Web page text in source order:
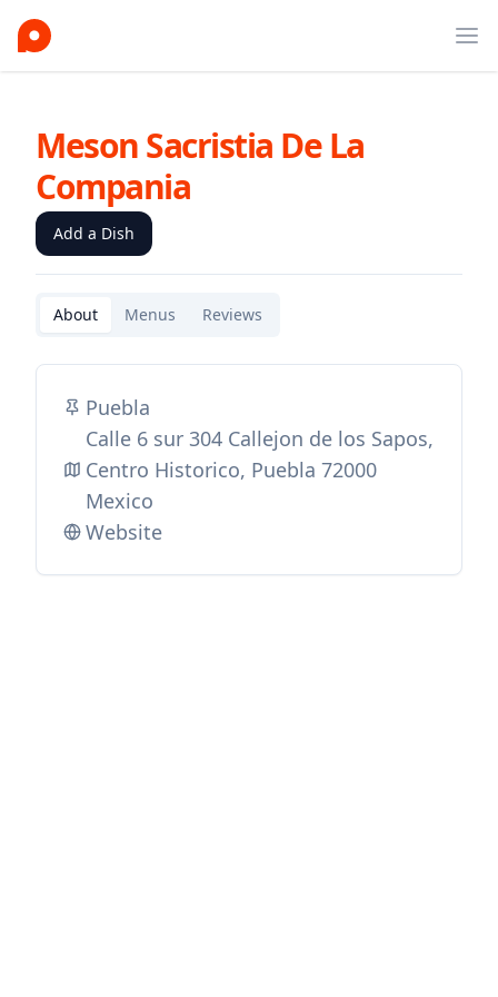
Meson Sacristia De La
Compania
Add a Dish
About Menus Reviews
Puebla
Calle 6 sur 304 Callejon de los Sapos,
Centro Historico, Puebla 72000
Mexico
Website